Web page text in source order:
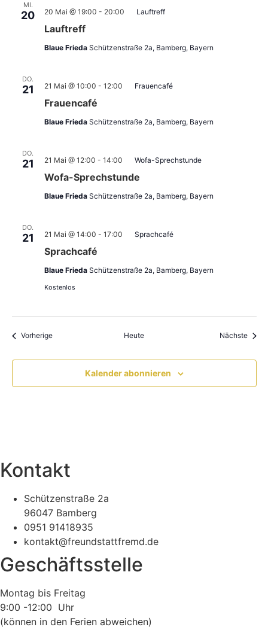
MI.
20
Lauftreff
20 Mai @ 19:00 - 20:00 Lauftreff
Blaue Frieda Schützenstraße 2a, Bamberg, Bayern
DO.
21
Frauencafé
21 Mai @ 10:00 - 12:00 Frauencafé
Blaue Frieda Schützenstraße 2a, Bamberg, Bayern
DO.
21
Wofa-Sprechstunde
21 Mai @ 12:00 - 14:00 Wofa-Sprechstunde
Blaue Frieda Schützenstraße 2a, Bamberg, Bayern
DO.
21
Sprachcafé
21 Mai @ 14:00 - 17:00 Sprachcafé
Blaue Frieda Schützenstraße 2a, Bamberg, Bayern
Kostenlos
VorherigeVeranstaltungen Heute Nächste
Kalender abonnieren
Kontakt
Schützenstraße 2a
96047 Bamberg
0951 91418935
kontakt@freundstattfremd.de
Geschäftsstelle
Montag bis Freitag
9:00 -12:00 Uhr
(können in den Ferien abweichen)